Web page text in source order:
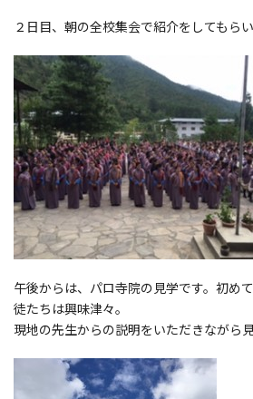
２日目、朝の全校集会で紹介をしてもらい
午後からは、パロ寺院の見学です。初め
徒たちは興味津々。
現地の先生からの説明をいただきながら